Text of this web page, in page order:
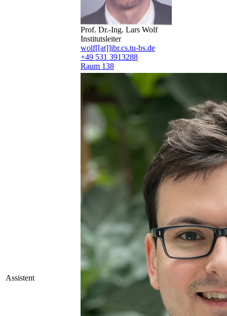
Prof. Dr.-Ing. Lars Wolf
Institutsleiter
wolf[[at]]ibr.cs.tu-bs.de
+49 531 3913288
Raum 138
Assistent